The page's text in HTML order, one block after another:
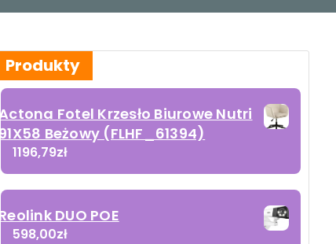
Produkty
Actona Fotel Krzesło Biurowe Nutri
91X58 Beżowy (FLHF_61394)
1196,79zł
Reolink DUO POE
598,00zł